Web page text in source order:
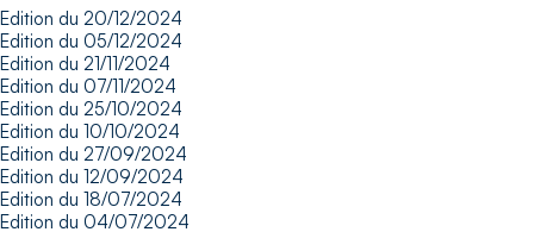
Edition du 20/12/2024
Edition du 05/12/2024
Edition du 21/11/2024
Edition du 07/11/2024
Edition du 25/10/2024
Edition du 10/10/2024
Edition du 27/09/2024
Edition du 12/09/2024
Edition du 18/07/2024
Edition du 04/07/2024